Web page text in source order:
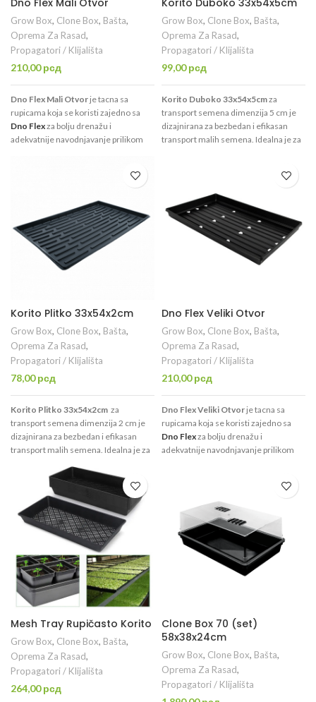
Dno Flex Mali Otvor
Grow Box, Clone Box, Bašta,
Oprema Za Rasad,
Propagatori / Klijališta
210,00рсд
Dno Flex Mali Otvor je tacna sa
rupicama koja se koristi zajedno sa
Dno Flexza bolju drenažu i
adekvatnije navodnjavanje prilikom
Supstrat može da se postavi direktno,
a mogu da se koristite saksije,
plastični kontejneri, kamena vuna i sl.
Korito Duboko 33x54x5cm
Grow Box, Clone Box, Bašta,
Oprema Za Rasad,
Propagatori / Klijališta
99,00рсд
Korito Duboko 33x54x5cmza
transport semena dimenzija 5 cm je
dizajnirana za bezbedan i efikasan
transport malih semena. Idealna je za
siguran prenos semena u posude za
sadnju ili na polja. Proizvedena od
visokokvalitetne plastike, omogućava
optimalnu zaštitu i organizaciju tokom
transporta, sprečavajući oštećenje ili
gubitak semena. Ovaj proizvod je
praktično rešenje za sve koji se bave
Korito Plitko 33x54x2cm
Grow Box, Clone Box, Bašta,
Oprema Za Rasad,
Propagatori / Klijališta
78,00рсд
Korito Plitko 33x54x2cm za
transport semena dimenzija 2 cm je
dizajnirana za bezbedan i efikasan
transport malih semena. Idealna je za
industriju, gde je potrebno osigurati
siguran prenos semena u posude za
sadnju ili na polja. Proizvedena od
visokokvalitetne plastike, omogućava
optimalnu zaštitu i organizaciju tokom
transporta, sprečavajući oštećenje ili
gubitak semena. Ovaj proizvod je
praktično rešenje za sve koji se bave
velikom proizvodnjom i uzgojem
biljaka.
Dno Flex Veliki Otvor
Grow Box, Clone Box, Bašta,
Oprema Za Rasad,
Propagatori / Klijališta
210,00рсд
Dno Flex Veliki Otvor je tacna sa
rupicama koja se koristi zajedno sa
Dno Flexza bolju drenažu i
adekvatnije navodnjavanje prilikom
ožiljenica u supstratu koji sami birate.
Supstrat može da se postavi direktno,
a mogu da se koristite saksije,
plastični kontejneri, kamena vuna i sl.
Mesh Tray Rupičasto Korito
Grow Box, Clone Box, Bašta,
Oprema Za Rasad,
Propagatori / Klijališta
264,00рсд
Clone Box 70 (set)
58x38x24cm
Grow Box, Clone Box, Bašta,
Oprema Za Rasad,
Propagatori / Klijališta